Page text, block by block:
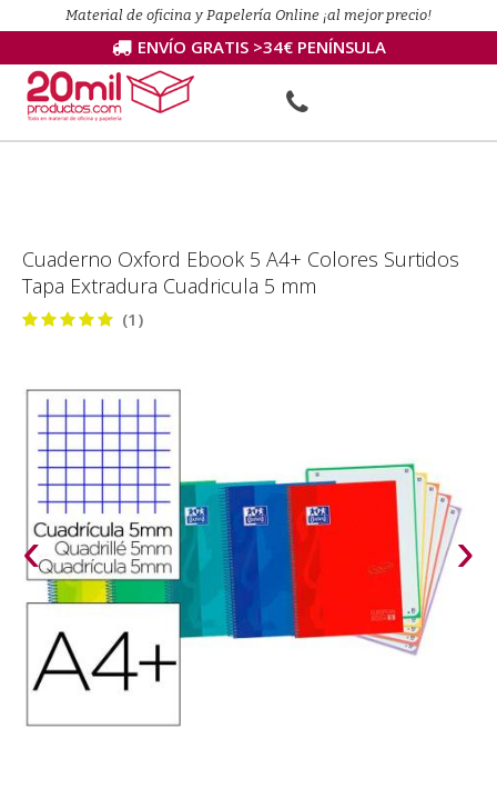
Material de oficina y Papelería Online ¡al mejor precio!
ENVÍO GRATIS >34€ PENÍNSULA
Cuaderno Oxford Ebook 5 A4+ Colores Surtidos
Tapa Extradura Cuadricula 5 mm
(1)
‹ ›